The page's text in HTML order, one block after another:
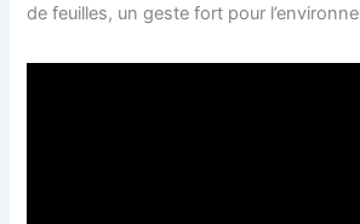
de feuilles, un geste fort pour